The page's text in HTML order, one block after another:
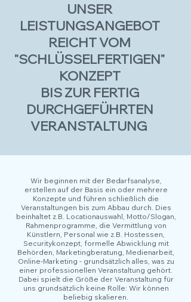
UNSER
LEISTUNGSANGEBOT
REICHT VOM
"SCHLÜSSELFERTIGEN"
KONZEPT
BIS ZUR FERTIG
DURCHGEFÜHRTEN
VERANSTALTUNG
Wir beginnen mit der Bedarfsanalyse,
erstellen auf der Basis ein oder mehrere
Konzepte und führen schließlich die
Veranstaltungen bis zum Abbau durch. Dies
beinhaltet z.B. Locationauswahl, Motto/Slogan,
Rahmenprogramme, die Vermittlung von
Künstlern, Personal wie z.B. Hostessen,
Securitykonzept, formelle Abwicklung mit
Behörden, Marketingberatung, Medienarbeit,
Online-Marketing - grundsätzlich alles, was zu
einer professionellen Veranstaltung gehört.
Dabei spielt die Größe der Veranstaltung für
uns grundsätzlich keine Rolle: Wir können
beliebig skalieren.